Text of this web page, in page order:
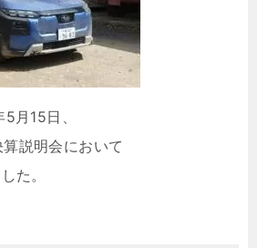
月15日、
説明会において
た。